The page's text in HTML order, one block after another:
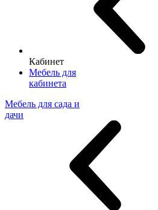
Кабинет
Мебель для
кабинета
Мебель для сада и
дачи